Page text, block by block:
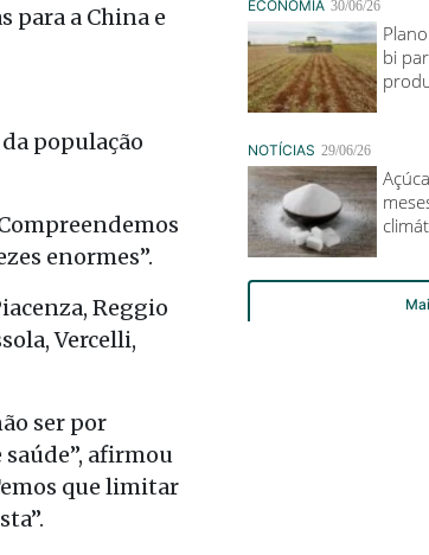
para a China e
população
enormes”.
Reggio
Vercelli,
ser por
afirmou
que limitar